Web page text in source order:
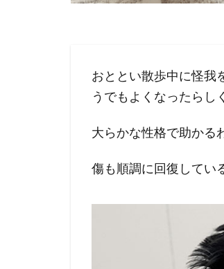
おととい散歩中に怪我
うでもよくなったらし
大らかな性格で助かる
傷も順調に回復してい